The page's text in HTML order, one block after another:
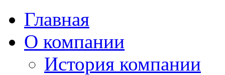
Главная
О компании
История компании